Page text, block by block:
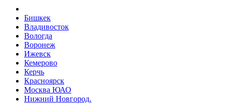
Бишкек
Владивосток
Вологда
Воронеж
Ижевск
Кемерово
Керчь
Красноярск
Москва ЮАО
Нижний Новгород.